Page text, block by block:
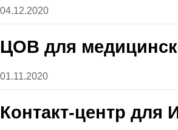
04.12.2020
ЦОВ для
01.11.2020
Контакт-центр для